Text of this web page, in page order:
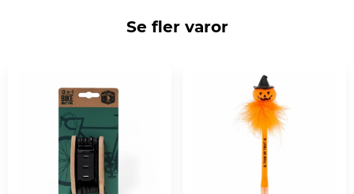
Se fler varor